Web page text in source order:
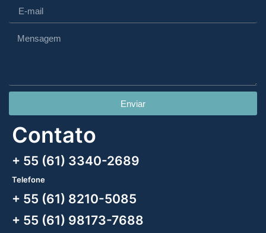
Enviar
Contato
+ 55 (61) 3340-2689
Telefone
+ 55 (61) 8210-5085
+ 55 (61) 98173-7688